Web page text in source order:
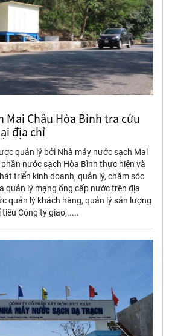
Mai Châu Hòa Bình tra cứu
địa chỉ
quản lý bởi Nhà máy nước sạch Mai
nước sạch Hòa Bình thực hiện và
triển kinh doanh, quản lý, chăm sóc
quản lý mạng ống cấp nước trên địa
quản lý khách hàng, quản lý sản lượng
Công ty giao;.....